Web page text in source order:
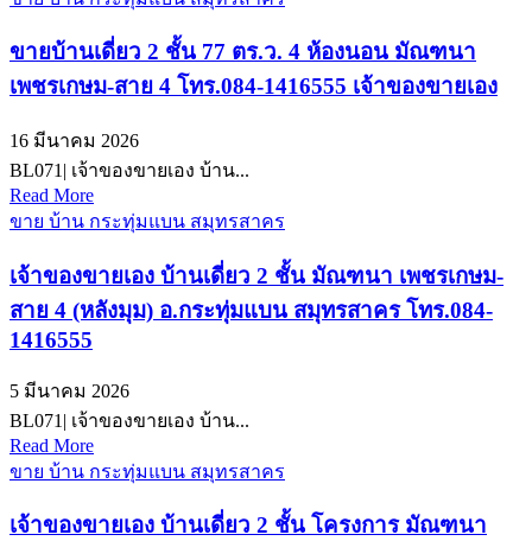
ขายบ้านเดี่ยว 2 ชั้น 77 ตร.ว. 4 ห้องนอน มัณฑนา
เพชรเกษม-สาย 4 โทร.084-1416555 เจ้าของขายเอง
16 มีนาคม 2026
BL071| เจ้าของขายเอง บ้าน...
Read More
ขาย บ้าน กระทุ่มแบน สมุทรสาคร
เจ้าของขายเอง บ้านเดี่ยว 2 ชั้น มัณฑนา เพชรเกษม-
สาย 4 (หลังมุม) อ.กระทุ่มแบน สมุทรสาคร โทร.084-
1416555
5 มีนาคม 2026
BL071| เจ้าของขายเอง บ้าน...
Read More
ขาย บ้าน กระทุ่มแบน สมุทรสาคร
เจ้าของขายเอง บ้านเดี่ยว 2 ชั้น โครงการ มัณฑนา